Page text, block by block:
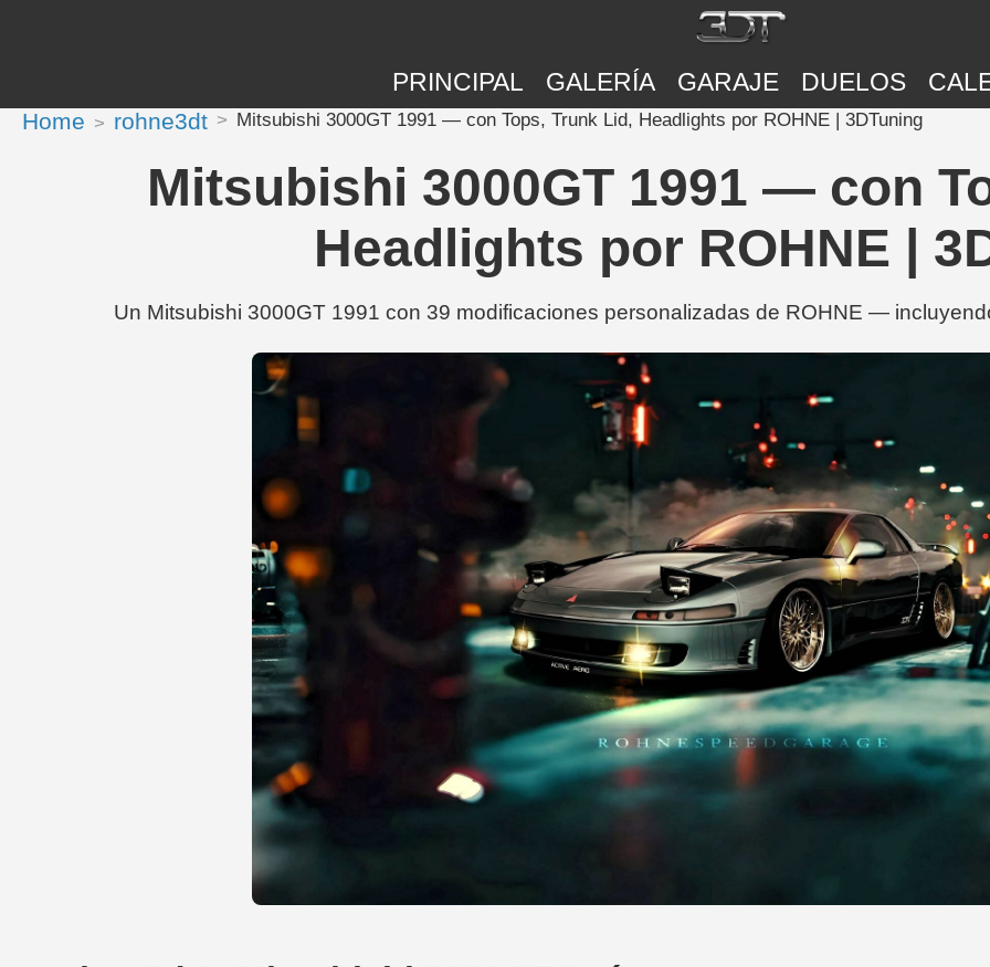
PRINCIPAL GALERÍA GARAJE DUELOS
Home rohne3dt Mitsubishi 3000GT 1991 — con Tops, Trunk Lid, Headlights por ROHNE | 3DTuning
Mitsubishi 3000GT 1991 — con
Headlights por ROHNE |
Un Mitsubishi 3000GT 1991 con 39 modificaciones personalizadas de ROHNE —